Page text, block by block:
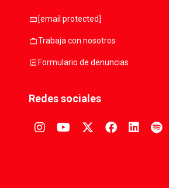
mail [email protected]
workTrabaja con nosotros
assignmentFormulario de denuncias
Redes sociales